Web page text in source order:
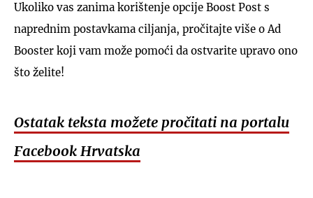
Ukoliko vas zanima korištenje opcije Boost Post s
naprednim postavkama ciljanja, pročitajte više o Ad
Booster koji vam može pomoći da ostvarite upravo ono
što želite!
Ostatak teksta možete pročitati na portalu
Facebook Hrvatska